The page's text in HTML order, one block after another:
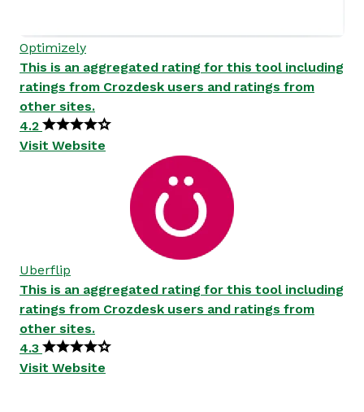
Optimizely
This is an aggregated rating for this tool including
ratings from Crozdesk users and ratings from
other sites.
4.2
Visit Website
Uberflip
This is an aggregated rating for this tool including
ratings from Crozdesk users and ratings from
other sites.
4.3
Visit Website